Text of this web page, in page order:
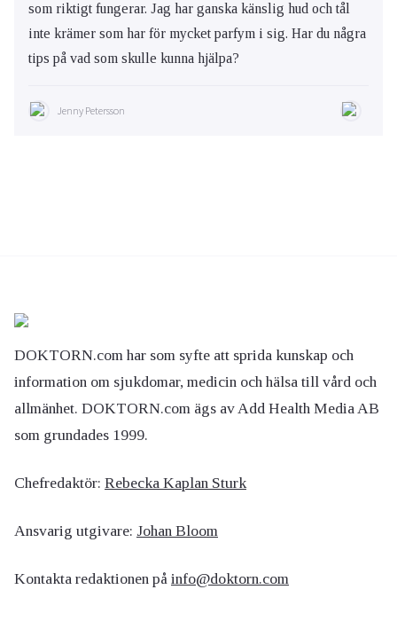
som riktigt fungerar. Jag har ganska känslig hud och tål
inte krämer som har för mycket parfym i sig. Har du några
tips på vad som skulle kunna hjälpa?
Jenny Petersson
DOKTORN.com har som syfte att sprida kunskap och
information om sjukdomar, medicin och hälsa till vård och
allmänhet. DOKTORN.com ägs av Add Health Media AB
som grundades 1999.
Chefredaktör: Rebecka Kaplan Sturk
Ansvarig utgivare: Johan Bloom
Kontakta redaktionen på info@doktorn.com